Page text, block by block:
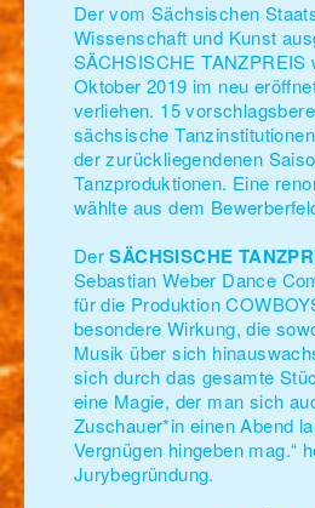
Der vom Sächsischen
Wissenschaft und Kunst
SÄCHSISCHE TANZPREIS
Oktober 2019 im neu
verliehen. 15
sächsische
der zurückliegendenen
Tanzproduktionen. Eine
wählte aus dem
DerSÄCHSISCHE
Sebastian Weber Dance
für die Produktion
besondere Wirkung, die
Musik über sich
sich durch das gesamte
eine Magie, der man sich
Zuschauer*in einen Abend
Vergnügen hingeben mag.“
Jurybegründung.